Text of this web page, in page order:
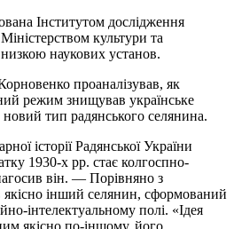
Інститутом дослідження
культури та
наукових установ.
проаналізував, як
режим знищував українське
новий тип радянського селянина.
історії Радянської України
1930-х рр. стає колгоспно-
він. — Порівняно з
інший селянин, сформований
інтелектуальному полі. «Ідея
якісно по-іншому, його